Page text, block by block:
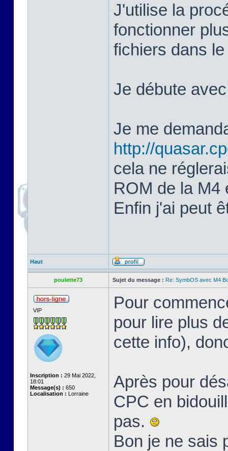
J'utilise la
fonctionner
fichiers dans
Je débute
Je me
http://
cela ne
ROM de la M4
Enfin j'ai peut
Haut
poulette73 Sujet du message : Re: SymbOS avec M4
VIP
Inscription : 29 Mai 2022,
18:01
Message(s) : 650
Localisation : Lorraine
Pour
pour lire plus
cette info),
Après pour
CPC en
pas.
Bon je ne sais